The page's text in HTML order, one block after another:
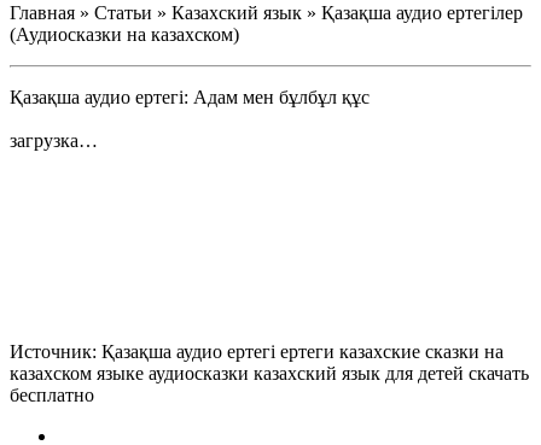
Главная » Статьи » Казахский язык » Қазақша аудио ертегілер
(Аудиосказки на казахском)
Қазақша аудио ертегі: Адам мен бұлбұл құс
загрузка…
Источник: Қазақша аудио ертегі ертеги казахские сказки на
казахском языке аудиосказки казахский язык для детей скачать
бесплатно